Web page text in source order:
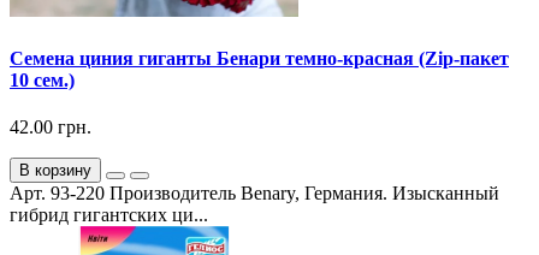
Семена циния гиганты Бенари темно-красная (Zip-пакет
10 сем.)
42.00 грн.
В корзину
Арт. 93-220 Производитель Benary, Германия. Изысканный
гибрид гигантских ци...